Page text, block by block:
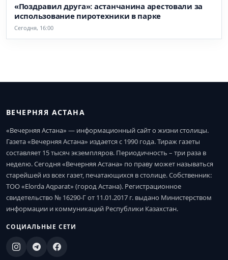
«Поздравил друга»: астанчанина арестовали за
использование пиротехники в парке
Сегодня, 16:00
ВЕЧЕРНЯЯ АСТАНА
«Вечерняя Астана» — информационный сайт о жизни столицы.
Газета «Вечерняя Астана» издается с 1990 года. Тираж газеты
составляет 15 тысяч экземпляров. Периодичность – три раза в
неделю. Сегодня «Вечерняя Астана» по праву может называться
старейшей из всех газет, печатающихся в столице. Собственник:
ТОО «Elorda Aqparat» (город Астана). Регистрационное
свидетельство № 16290-Г от 11.01.2017 г. выдано Министерством
информации и коммуникаций Республики Казахстан.
СОЦИАЛЬНЫЕ СЕТИ